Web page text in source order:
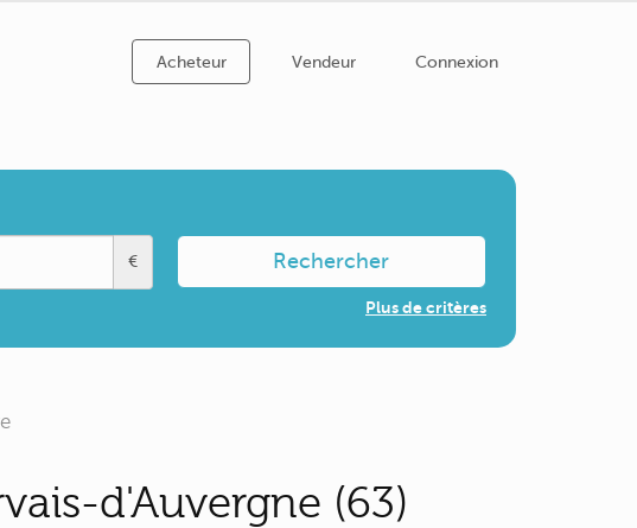
Acheteur Vendeur Connexion
€ Rechercher
Plus de critères
d'Auvergne (63)